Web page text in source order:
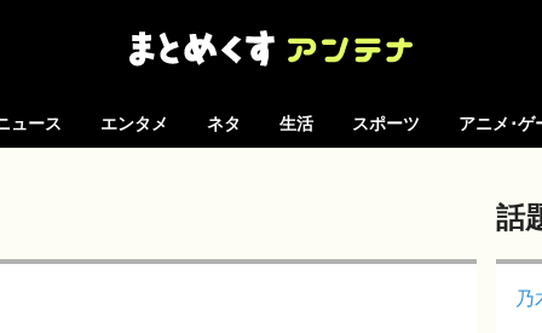
ュース エンタメ ネタ 生活 スポーツ アニメ･ゲ
話
乃